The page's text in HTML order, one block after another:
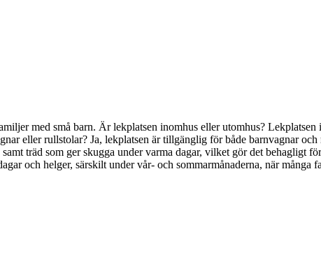
med små barn. Är lekplatsen inomhus eller utomhus?
eller rullstolar? Ja, lekplatsen är tillgänglig för både barnvagnar
träd som ger skugga under varma dagar, vilket gör det behagligt
och helger, särskilt under vår- och sommarmånaderna, när många